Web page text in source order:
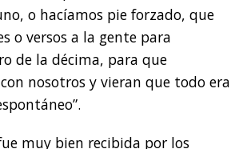
o hacíamos pie forzado, que
o versos a la gente para
de la décima, para que
nosotros y vieran que todo era
muy bien recibida por los